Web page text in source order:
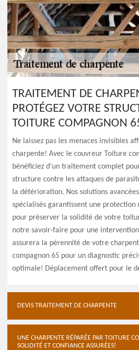
TRAITEMENT DE
PROTÉGEZ VOTRE
TOITURE COMPAGNON
Ne laissez pas les menaces invisibles
charpente! Avec le couvreur Toiture
bénéficiez d'un traitement complet
structure contre les attaques de
la détérioration. Nos solutions
spécialisés garantissent une protection
pour préserver la solidité de votre
notre savoir-faire pour une
assurera la pérennité de votre
compagnon 65 pour un diagnostic
optimale! Déplacement offert pour le
DEVIS TRAITEMENT DE CHARPENTE
UNE CHARPENTE RÉPARÉE PAR TOITURE
SOLIDITÉ ET CONFIANCE ASSURÉES!